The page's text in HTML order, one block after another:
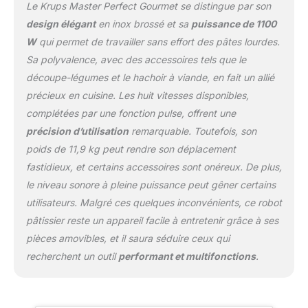
vitesses dont la fonction
pulse pour une cuisine
sans effort, jour après
jour, Réparabilité 15 ans,
Garantie 2 ans
PRODUITS IN PACK :
robot pâtissier, Bol de 4,6
L, fouet flex breveté,
batteur, pétrin, 4 cônes
découpe légumes, 2
3 accessoires exclusifs
(fouet Flex breveté, bol
Flex et de outil
Delica'tool).
Le Krups Master Perfect Gourmet se distingue par son
design éléganten inox brossé et sa puissance de 1100
Wqui permet de travailler sans effort des pâtes lourdes.
Sa polyvalence, avec des accessoires tels que le
découpe-légumes et le hachoir à viande, en fait un allié
précieux en cuisine. Les huit vitesses disponibles,
complétées par une fonction pulse, offrent une
précision d’utilisationremarquable. Toutefois, son
poids de 11,9 kg peut rendre son déplacement
fastidieux, et certains accessoires sont onéreux. De plus,
le niveau sonore à pleine puissance peut gêner certains
utilisateurs. Malgré ces quelques inconvénients, ce robot
pâtissier reste un appareil facile à entretenir grâce à ses
pièces amovibles, et il saura séduire ceux qui
recherchent un outilperformant et multifonctions.